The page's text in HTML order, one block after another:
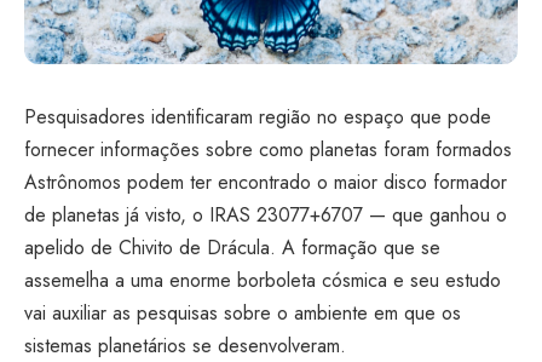
Pesquisadores identificaram região no espaço que pode
fornecer informações sobre como planetas foram formados
Astrônomos podem ter encontrado o maior disco formador
de planetas já visto, o IRAS 23077+6707 — que ganhou o
apelido de Chivito de Drácula. A formação que se
assemelha a uma enorme borboleta cósmica e seu estudo
vai auxiliar as pesquisas sobre o ambiente em que os
sistemas planetários se desenvolveram.